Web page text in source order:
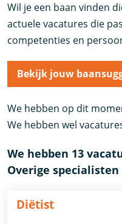
Wil je een baan vinden
actuele vacatures die
competenties en
Bekijk jouw
We hebben op dit
We hebben wel
We hebben 13
Overige
Diëtist